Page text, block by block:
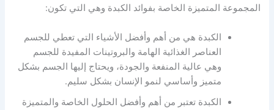
المجموعة المتميزة الخاصة بفوائد الكبدة وهي التي تكون:
الكبدة هي من أهم وأفضل الأشياء التي تعطي للجسم
العناصر الغذائية الهامة والبروتينات المفيدة للجسم
وهي عالية المنفعة والجودة، ويحتاج إليها الجسم بشكل
متميز وأساسي لنمو الإنسان بشكل سليم.
الكبدة تعتبر من أهم وأفضل الحلول الخاصة والمتميزة